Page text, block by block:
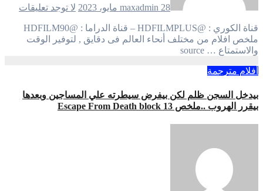
maxadmin 28 مايو، 2023 لا توجد تعليقات
قناة الكوري : @HDFILMPLUS – قناة الدراما : @HDFILM90
ملخص افلام من مختلف أنحاء العالم فى دقايق , لتوفير الوقت
والاستمتاع … source
أفلام مترجمة
بيدخل السجن ظلم لكن بيفرض سيطرته علي المساجين وبعدها
بيقرر الهروب ..ملخص Escape From Death block 13